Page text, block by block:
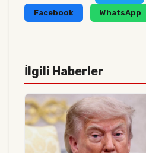
Facebook WhatsApp
İlgili Haberler